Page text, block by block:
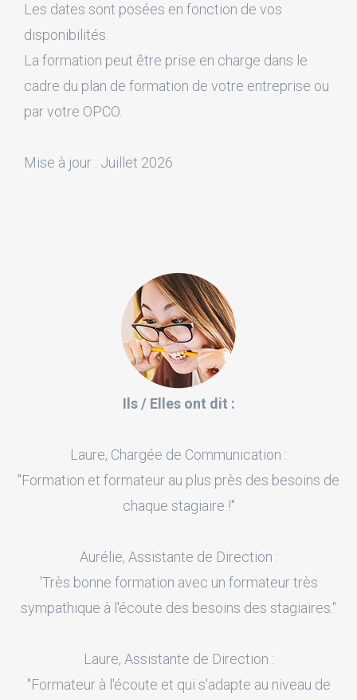
Les dates sont posées en fonction de vos
disponibilités.
La formation peut être prise en charge dans le
cadre du plan de formation de votre entreprise ou
par votre OPCO.
Mise à jour : Juillet 2026
Ils / Elles ont dit :
Laure, Chargée de Communication :
"Formation et formateur au plus près des besoins de
chaque stagiaire !"
Aurélie, Assistante de Direction :
'Très bonne formation avec un formateur très
sympathique à l'écoute des besoins des stagiaires."
Laure, Assistante de Direction :
"Formateur à l'écoute et qui s'adapte au niveau de